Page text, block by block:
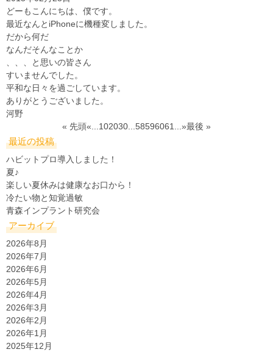
どーもこんにちは、僕です。
最近なんとiPhoneに機種変しました。
だから何だ
なんだそんなことか
、、、と思いの皆さん
すいませんでした。
平和な日々を過ごしています。
ありがとうございました。
河野
« 先頭«...102030...58596061...»最後 »
最近の投稿
ハビットプロ導入しました！
夏♪
楽しい夏休みは健康なお口から！
冷たい物と知覚過敏
青森インプラント研究会
アーカイブ
2026年8月
2026年7月
2026年6月
2026年5月
2026年4月
2026年3月
2026年2月
2026年1月
2025年12月